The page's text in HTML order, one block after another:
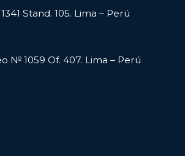
Stand. 105. Lima – Perú
№ 1059 Of. 407. Lima – Perú